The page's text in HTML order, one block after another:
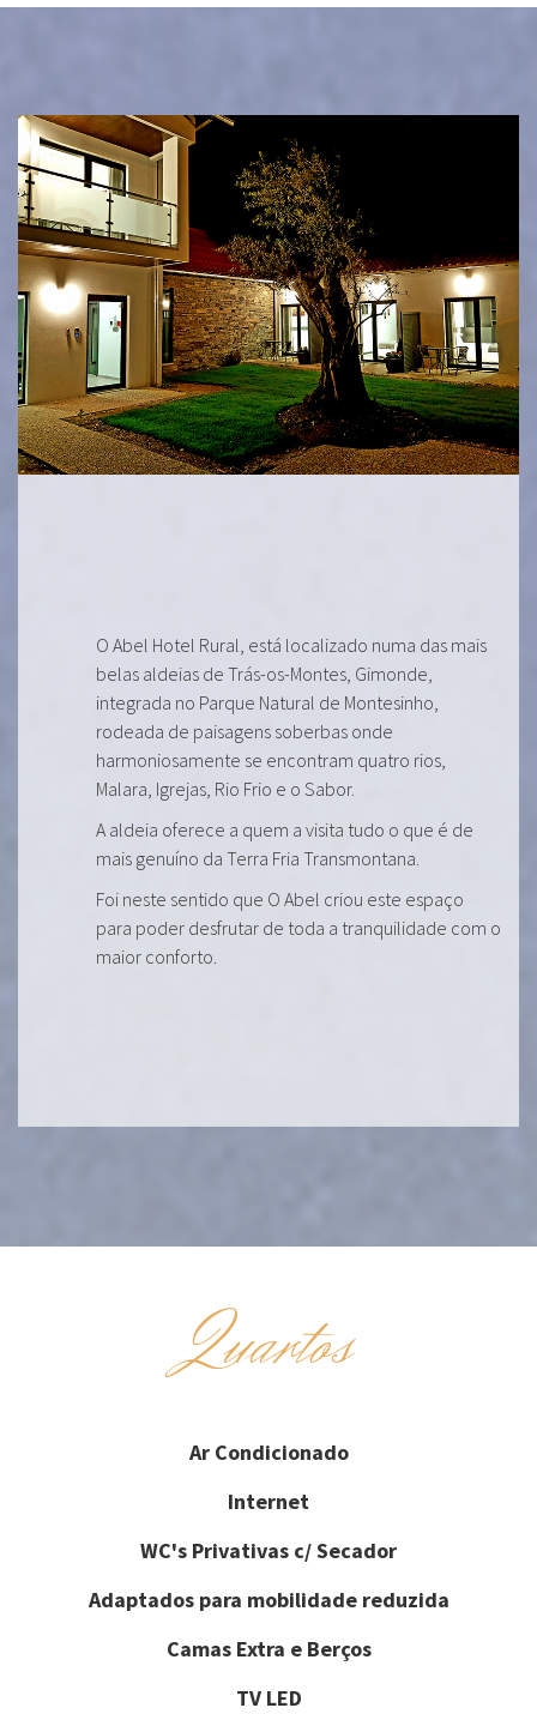
O Abel Hotel Rural, está localizado numa das mais
belas aldeias de Trás-os-Montes, Gimonde,
integrada no Parque Natural de Montesinho,
rodeada de paisagens soberbas onde
harmoniosamente se encontram quatro rios,
Malara, Igrejas, Rio Frio e o Sabor.
A aldeia oferece a quem a visita tudo o que é de
mais genuíno da Terra Fria Transmontana.
Foi neste sentido que O Abel criou este espaço
para poder desfrutar de toda a tranquilidade com o
maior conforto.
Quartos
Ar Condicionado
Internet
WC's Privativas c/ Secador
Adaptados para mobilidade reduzida
Camas Extra e Berços
TV LED